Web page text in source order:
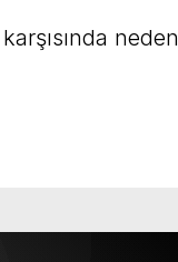
neden